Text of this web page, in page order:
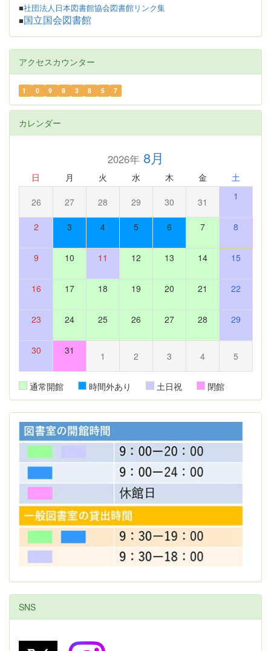
■社団法人日本図書館協会図書館リンク集
■ 国立国会図書館
アクセスカウンター
1 0 9 8 3 8 5 7
カレンダー
2026年8月
日 月 火 水 木 金 土
26 27 28 29 30 31 1
2 3 4 5 6 7 8
9 10 11 12 13 14 15
16 17 18 19 20 21 22
23 24 25 26 27 28 29
30 31 1 2 3 4 5
通常開館 時間外あり 土日祝 閉館
SNS